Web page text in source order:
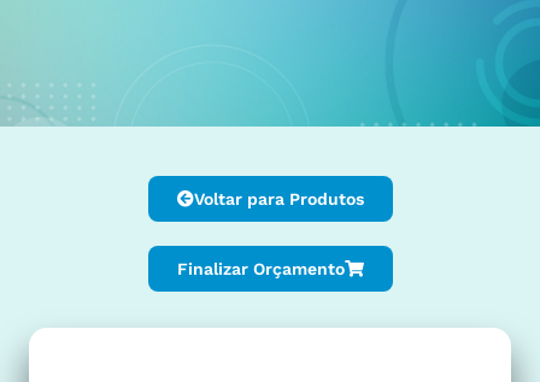
Voltar para Produtos
Finalizar Orçamento